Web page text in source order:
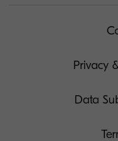
Privacy
Data